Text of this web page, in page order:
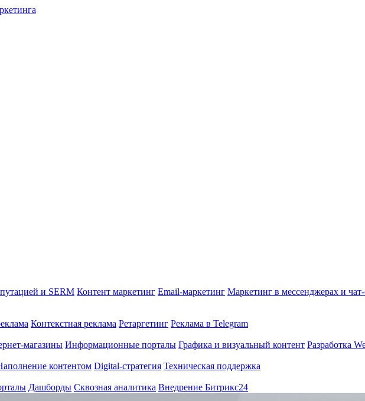
и SERM Контент маркетинг Email-маркетинг Маркетинг в мессенджерах и
Контекстная реклама Ретаргетинг Реклама в Telegram
магазины Информационные порталы Графика и визуальный контент Разработка
контентом Digital-стратегия Техническая поддержка
Дашборды Сквозная аналитика Внедрение Битрикс24